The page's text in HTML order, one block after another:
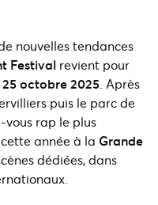
nouvelles tendances
Festival revient pour
octobre 2025 . Après
puis le parc de
vous rap le plus
année à la Grande
dédiées, dans